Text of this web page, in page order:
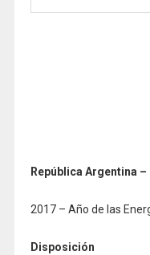
República Argentina
2017 – Año de las
Disposición